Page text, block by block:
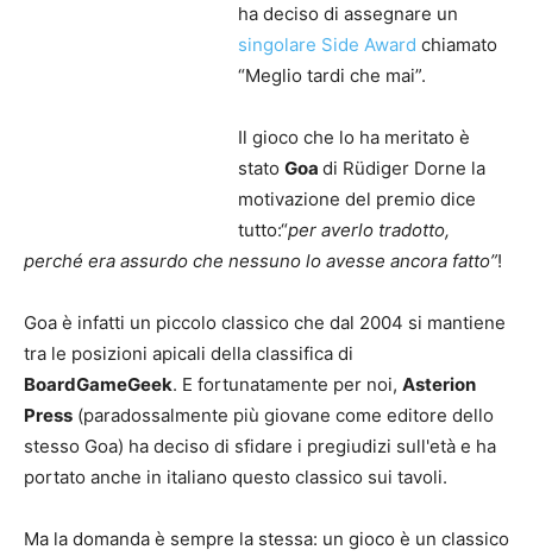
ha deciso di assegnare un
singolare Side Award chiamato
“Meglio tardi che mai”.
Il gioco che lo ha meritato è
stato Goa di Rüdiger Dorne la
motivazione del premio dice
tutto:“per averlo tradotto,
perché era assurdo che nessuno lo avesse ancora fatto”!
Goa è infatti un piccolo classico che dal 2004 si mantiene
tra le posizioni apicali della classifica di
BoardGameGeek. E fortunatamente per noi, Asterion
Press (paradossalmente più giovane come editore dello
stesso Goa) ha deciso di sfidare i pregiudizi sull'età e ha
portato anche in italiano questo classico sui tavoli.
Ma la domanda è sempre la stessa: un gioco è un classico